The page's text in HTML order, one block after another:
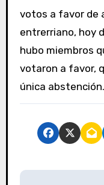
votos a favor de
entrerriano, hoy
hubo miembros
votaron a favor,
única abstención.